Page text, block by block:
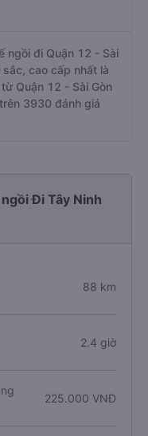
ngồi đi Quận 12 - Sài
cao cấp nhất là
Quận 12 - Sài Gòn
3930 đánh giá
Đi Tây Ninh
88 km
2.4 giờ
225.000 VNĐ